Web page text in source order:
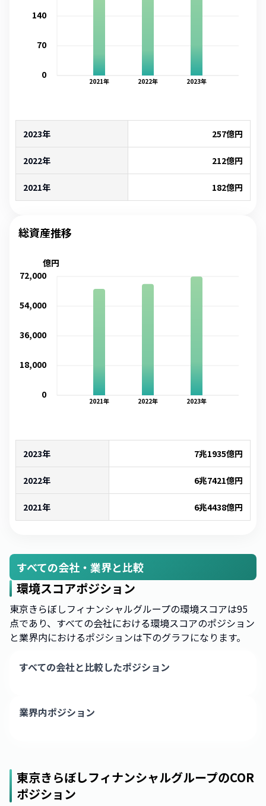
2021年 2022年 2023年
0
70
140
2023年 257億円
2022年 212億円
2021年 182億円
総資産推移
2021年 2022年 2023年
0
18,000
36,000
54,000
72,000
億円
2023年 7兆1935億円
2022年 6兆7421億円
2021年 6兆4438億円
すべての会社・業界と比較
環境スコアポジション
東京きらぼしフィナンシャルグループの環境スコアは95
点であり、すべての会社における環境スコアのポジション
と業界内におけるポジションは下のグラフになります。
すべての会社と比較したポジション
業界内ポジション
東京きらぼしフィナンシャルグループのCOR
ポジション